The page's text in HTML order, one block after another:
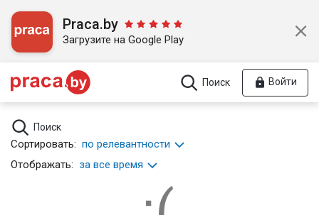
Praca.by
Загрузите на Google Play
Поиск Войти
Поиск
Сортировать: по релевантности
Отображать: за все время